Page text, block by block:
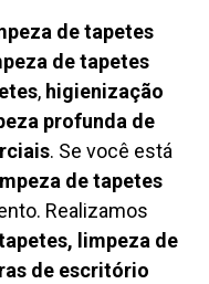
de tapetes
de tapetes
, higienização
profunda de
. Se você está
de tapetes
Realizamos
limpeza de
de escritório